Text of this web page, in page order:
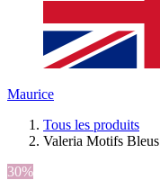
Maurice
Tous les produits
Valeria Motifs Bleus
30%